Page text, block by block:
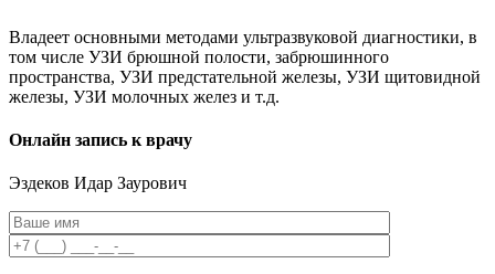
Владеет основными методами ультразвуковой диагностики, в
том числе УЗИ брюшной полости, забрюшинного
пространства, УЗИ предстательной железы, УЗИ щитовидной
железы, УЗИ молочных желез и т.д.
Онлайн запись к врачу
Эздеков Идар Заурович